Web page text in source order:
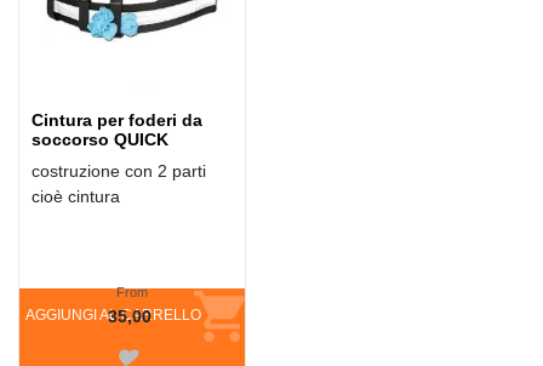
Cintura per foderi da
soccorso QUICK
costruzione con 2 parti
cioè cintura
AGGIUNGI AL CARRELLO
From
35,00